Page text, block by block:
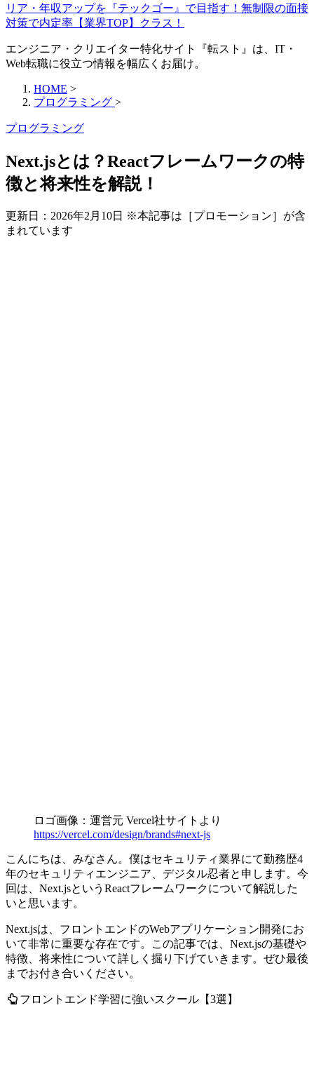
リア・年収アップを『テックゴー』で目指す！無制限の面接
対策で内定率【業界TOP】クラス！
エンジニア・クリエイター特化サイト『転スト』は、IT・
Web転職に役立つ情報を幅広くお届け。
HOME >
プログラミング >
プログラミング
Next.jsとは？Reactフレームワークの特
徴と将来性を解説！
更新日： 2026年2月10日 ※本記事は［プロモーション］が含
まれています
ロゴ画像：運営元 Vercel社サイトより
https://vercel.com/design/brands#next-js
こんにちは、みなさん。僕はセキュリティ業界にて勤務歴4
年のセキュリティエンジニア、デジタル忍者と申します。今
回は、Next.jsというReactフレームワークについて解説した
いと思います。
Next.jsは、フロントエンドのWebアプリケーション開発にお
いて非常に重要な存在です。この記事では、Next.jsの基礎や
特徴、将来性について詳しく掘り下げていきます。ぜひ最後
までお付き合いください。
フロントエンド学習に強いスクール【3選】